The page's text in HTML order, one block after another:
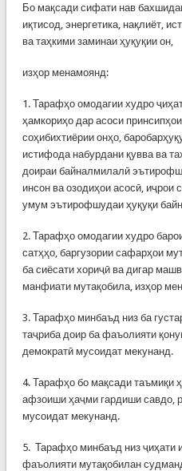
Бо мақсади сифати нав
иқтисод, энергетика, нақлиёт,
ва таҳкими заминаи ҳуқуқии он,
изҳор менамоянд:
1. Тарафҳо омодагии худро
ҳамкориҳо дар асоси
соҳибихтиёрии онҳо,
истифода набурдани қувва ва
доираи байналмилалӣ
инсон ва озодиҳои асосӣ, иҷрои
умум эътирофшудаи ҳуқуқи
2. Тарафҳо омодагии худро
сатҳҳо, баргузории сафарҳои
ба сиёсати хориҷӣ ва дигар
манфиати мутақобила, изҳор
3. Тарафҳо минбаъд низ ба
таҷриба доир ба фаъолияти
демократӣ мусоидат мекунанд.
4. Тарафҳо бо мақсади таъмиқи
афзоиши ҳаҷми гардиши савдо,
мусоидат мекунанд.
5. Тарафҳо минбаъд низ ҷиҳати
фаъолияти мутақобилан